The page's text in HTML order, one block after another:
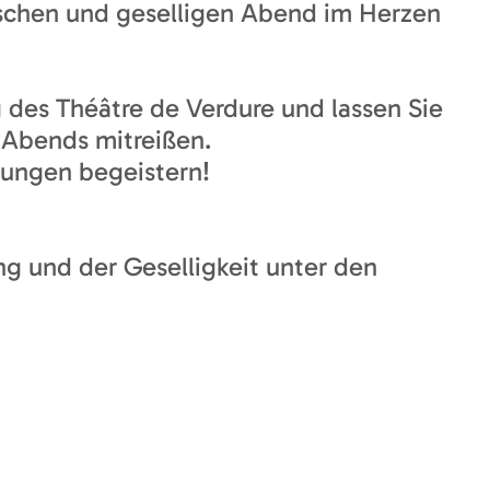
und geselligen Abend im Herzen
Théâtre de Verdure und lassen Sie
mitreißen.
begeistern!
und der Geselligkeit unter den